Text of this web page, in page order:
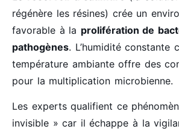
régénère les résines) crée un
favorable à la prolifération de
pathogènes. L’humidité constante
température ambiante offre des
pour la multiplication microbienne.
Les experts qualifient ce
invisible » car il échappe à la